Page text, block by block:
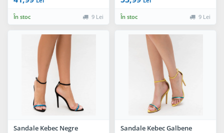
În stoc 9 Lei În stoc 9 Lei
Sandale Kebec Negre Sandale Kebec Galbene